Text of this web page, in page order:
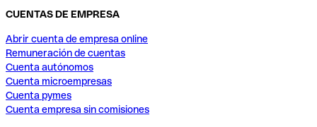
CUENTAS DE EMPRESA
Abrir cuenta de empresa online
Remuneración de cuentas
Cuenta autónomos
Cuenta microempresas
Cuenta pymes
Cuenta empresa sin comisiones